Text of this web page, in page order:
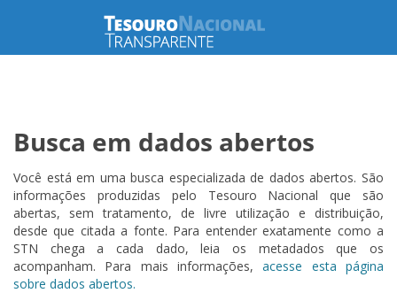
Busca em dados abertos
Você está em uma busca especializada de dados abertos. São
informações produzidas pelo Tesouro Nacional que são
abertas, sem tratamento, de livre utilização e distribuição,
desde que citada a fonte. Para entender exatamente como a
STN chega a cada dado, leia os metadados que os
acompanham. Para mais informações,acesse esta página
sobre dados abertos.